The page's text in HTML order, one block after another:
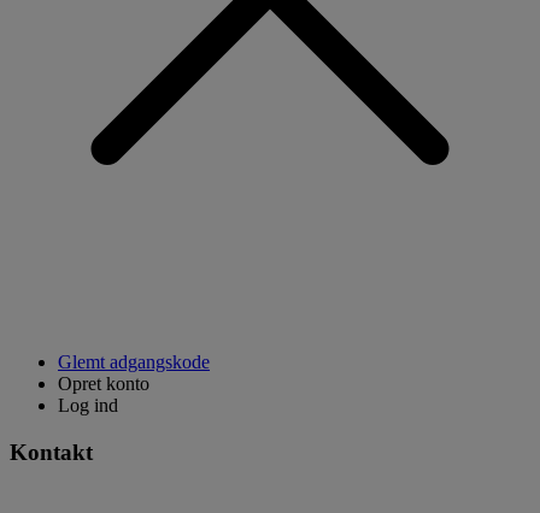
Glemt adgangskode
Opret konto
Log ind
Kontakt